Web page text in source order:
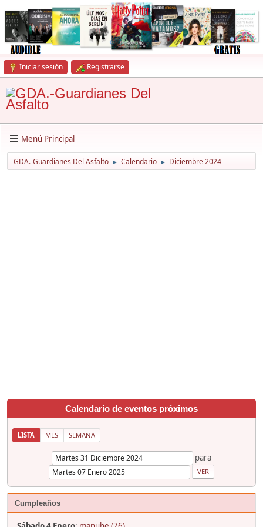
Iniciar sesión Registrarse
Menú Principal
GDA.-Guardianes Del Asfalto ► Calendario ► Diciembre 2024
Calendario de eventos próximos
LISTA MES SEMANA
para
Cumpleaños